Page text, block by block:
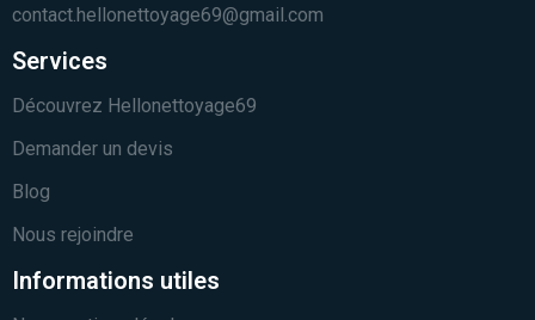
contact.hellonettoyage69@gmail.com
Services
Découvrez Hellonettoyage69
Demander un devis
Blog
Nous rejoindre
Informations utiles